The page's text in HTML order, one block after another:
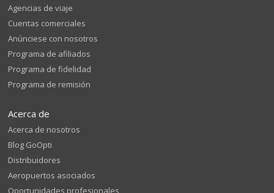
Agencias de viaje
Cuentas comerciales
Anúnciese con nosotros
Programa de afiliados
Programa de fidelidad
Programa de remisión
Acerca de
Acerca de nosotros
Blog GoOpti
Distribuidores
Aeropuertos asociados
Oportunidades profesionales